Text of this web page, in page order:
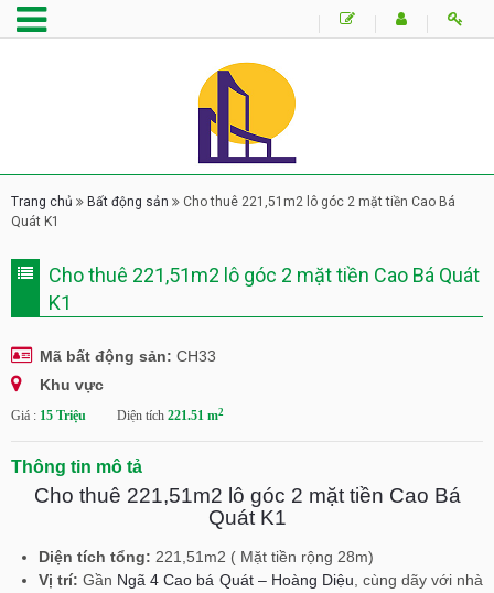
Trang chủ Bất động sản
Cho thuê 221,51m2 lô góc 2 mặt tiền Cao Bá
Quát K1
Cho thuê 221,51m2 lô góc 2 mặt tiền Cao Bá Quát
K1
Mã bất động sản: CH33
Khu vực
Giá : 15 Triệu Diện tích 221.51 m2
Thông tin mô tả
Cho thuê 221,51m2 lô góc 2 mặt tiền Cao Bá
Quát K1
Diện tích tổng: 221,51m2 ( Mặt tiền rộng 28m)
Vị trí: Gần Ngã 4 Cao bá Quát – Hoàng Diệu , cùng dãy với nhà